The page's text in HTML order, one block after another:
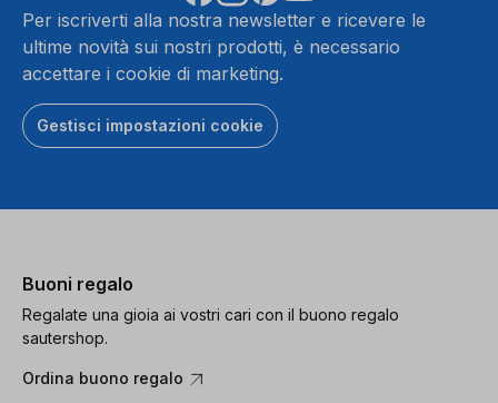
Per iscriverti alla nostra newsletter e ricevere le
ultime novità sui nostri prodotti, è necessario
accettare i cookie di marketing.
Gestisci impostazioni cookie
Buoni regalo
Regalate una gioia ai vostri cari con il buono regalo
sautershop.
Ordina buono regalo